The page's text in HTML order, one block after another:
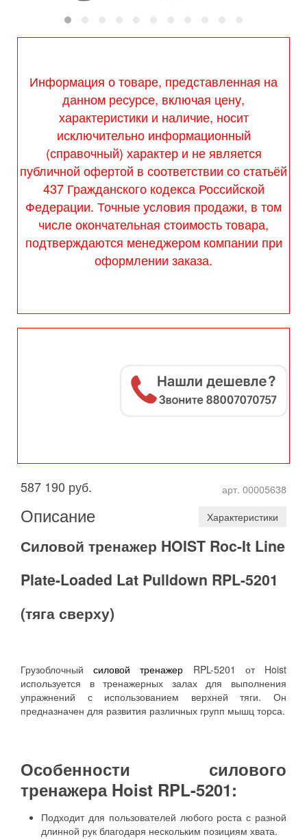
Информация о товаре, представленная на
данном ресурсе, включая цену,
характеристики и наличие, носит
исключительно информационный
(справочный) характер и не является
публичной офертой в соответствии со статьёй
437 Гражданского кодекса Российской
Федерации. Точные условия продажи, в том
числе окончательная стоимость товара,
подтверждаются менеджером компании при
оформлении заказа.
арт. 00005638
587 190 руб.
Описание Характеристики
Силовой тренажер HOIST Roc-It Line
Plate-Loaded Lat Pulldown RPL-5201
(тяга сверху)
Грузоблочныйсиловой тренажер RPL-5201 от Hoist
используется в тренажерных залах для выполнения
упражнений с использованием верхней тяги. Он
предназначен для развития различных групп мышц торса.
Особенности силового
тренажера Hoist RPL-5201:
Подходит для пользователей любого роста с разной
длинной рук благодаря нескольким позициям хвата.